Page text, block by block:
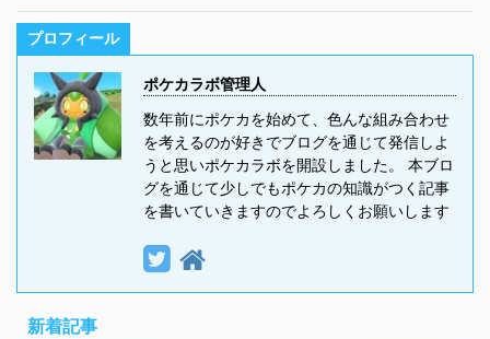
プロフィール
ポケカラボ管理人
数年前にポケカを始めて、色んな組み合わせ
を考えるのが好きでブログを通じて発信しよ
うと思いポケカラボを開設しました。 本ブロ
グを通じて少しでもポケカの知識がつく記事
を書いていきますのでよろしくお願いします
新着記事